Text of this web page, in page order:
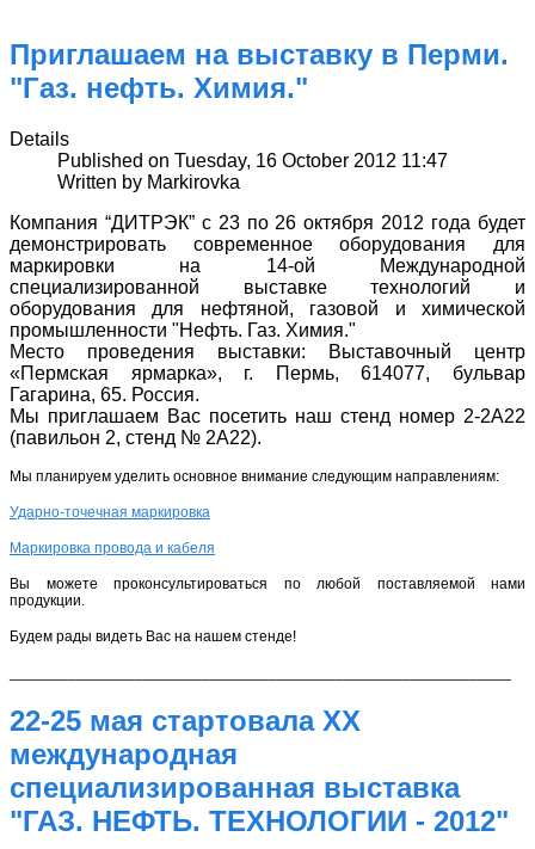
Приглашаем на выставку в Перми.
"Газ. нефть. Химия."
Details
Published on Tuesday, 16 October 2012 11:47
Written by Markirovka
Компания “ДИТРЭК” с 23 по 26 октября 2012 года будет
демонстрировать современное оборудования для
маркировки на 14-ой Международной
специализированной выставке технологий и
оборудования для нефтяной, газовой и химической
промышленности "Нефть. Газ. Химия."
Место проведения выставки: Выставочный центр
«Пермская ярмарка», г. Пермь, 614077, бульвар
Гагарина, 65. Россия.
Мы приглашаем Вас посетить наш стенд номер 2-2A22
(павильон 2, стенд № 2A22).
Мы планируем уделить основное внимание следующим направлениям:
Ударно-точечная маркировка
Маркировка провода и кабеля
Вы можете проконсультироваться по любой поставляемой нами
продукции.
Будем рады видеть Вас на нашем стенде!
22-25 мая стартовала XX
международная
специализированная выставка
"ГАЗ. НЕФТЬ. ТЕХНОЛОГИИ - 2012"